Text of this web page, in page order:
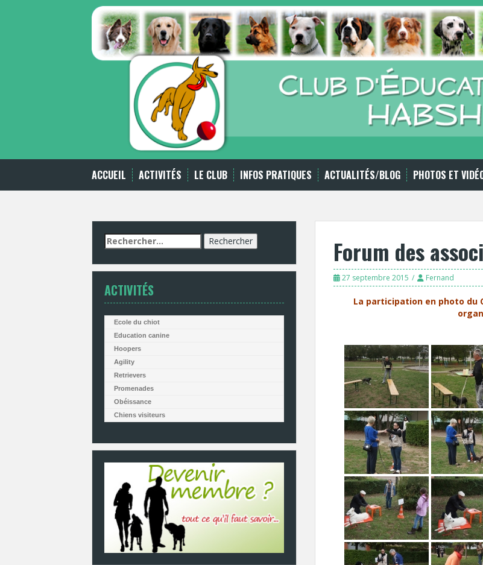
ACCUEIL ACTIVITÉS LE CLUB INFOS PRATIQUES ACTUALITÉS/BLOG PHOTOS ET
Forum des
27 septembre 2015 Fernand
La participation en photo du
Rechercher :
ACTIVITÉS
Ecole du chiot
Education canine
Hoopers
Agility
Retrievers
Promenades
Obéissance
Chiens visiteurs